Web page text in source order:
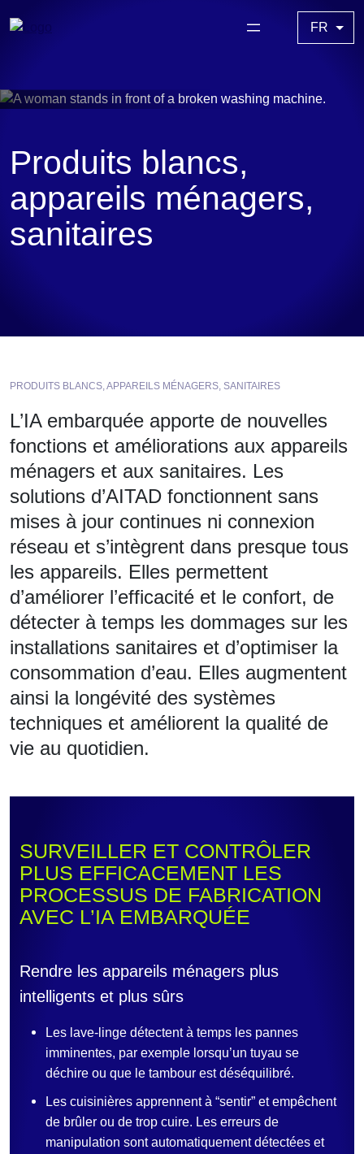
Choisir
Produits blancs,
appareils ménagers,
sanitaires
PRODUITS BLANCS, APPAREILS MÉNAGERS, SANITAIRES
L’IA embarquée apporte de nouvelles
fonctions et améliorations aux appareils
ménagers et aux sanitaires. Les
solutions d’AITAD fonctionnent sans
mises à jour continues ni connexion
réseau et s’intègrent dans presque tous
les appareils. Elles permettent
d’améliorer l’efficacité et le confort, de
détecter à temps les dommages sur les
installations sanitaires et d’optimiser la
consommation d’eau. Elles augmentent
ainsi la longévité des systèmes
techniques et améliorent la qualité de
vie au quotidien.
SURVEILLER ET CONTRÔLER
PLUS EFFICACEMENT LES
PROCESSUS DE FABRICATION
AVEC L’IA EMBARQUÉE
Rendre les appareils ménagers plus
intelligents et plus sûrs
Les lave-linge détectent à temps les pannes
imminentes, par exemple lorsqu’un tuyau se
déchire ou que le tambour est déséquilibré.
Les cuisinières apprennent à “sentir” et empêchent
de brûler ou de trop cuire. Les erreurs de
manipulation sont automatiquement détectées et